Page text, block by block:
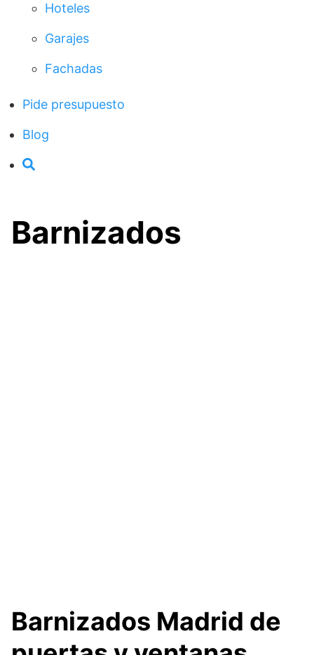
Hoteles
Garajes
Fachadas
Pide presupuesto
Blog
Barnizados
Barnizados Madrid de